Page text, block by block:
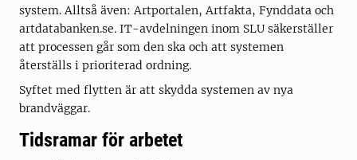
system. Alltså även: Artportalen, Artfakta, Fynddata och
artdatabanken.se. IT-avdelningen inom SLU säkerställer
att processen går som den ska och att systemen
återställs i prioriterad ordning.
Syftet med flytten är att skydda systemen av nya
brandväggar.
Tidsramar för arbetet